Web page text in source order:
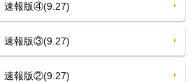
報版④(9.27)
報版③(9.27)
報版②(9.27)